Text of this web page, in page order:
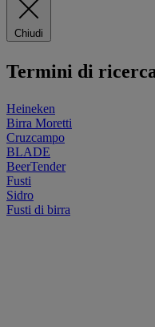
Chiudi
Termini di
Heineken
Birra Moretti
Cruzcampo
BLADE
BeerTender
Fusti
Sidro
Fusti di birra